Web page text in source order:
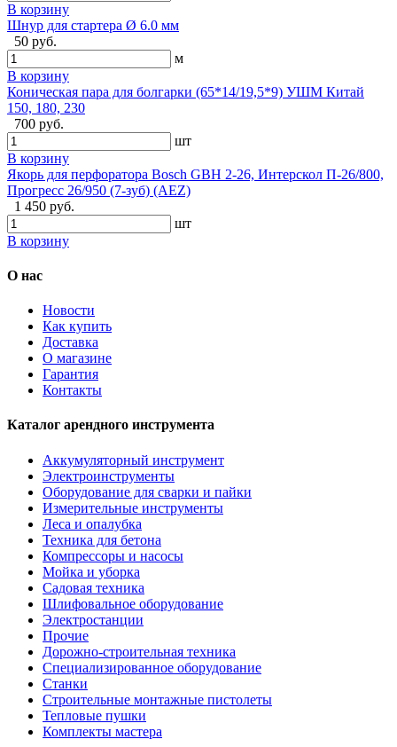
В корзину
Шнур для стартера Ø 6.0 мм
50 руб.
м
В корзину
Коническая пара для болгарки (65*14/19,5*9) УШМ Китай
150, 180, 230
700 руб.
шт
В корзину
Якорь для перфоратора Bosch GBH 2-26, Интерскол П-26/800,
Прогресс 26/950 (7-зуб) (AEZ)
1 450 руб.
шт
В корзину
О нас
Новости
Как купить
Доставка
О магазине
Гарантия
Контакты
Каталог арендного инструмента
Аккумуляторный инструмент
Электроинструменты
Оборудование для сварки и пайки
Измерительные инструменты
Леса и опалубка
Техника для бетона
Компрессоры и насосы
Мойка и уборка
Садовая техника
Шлифовальное оборудование
Электростанции
Прочие
Дорожно-строительная техника
Специализированное оборудование
Станки
Строительные монтажные пистолеты
Тепловые пушки
Комплекты мастера